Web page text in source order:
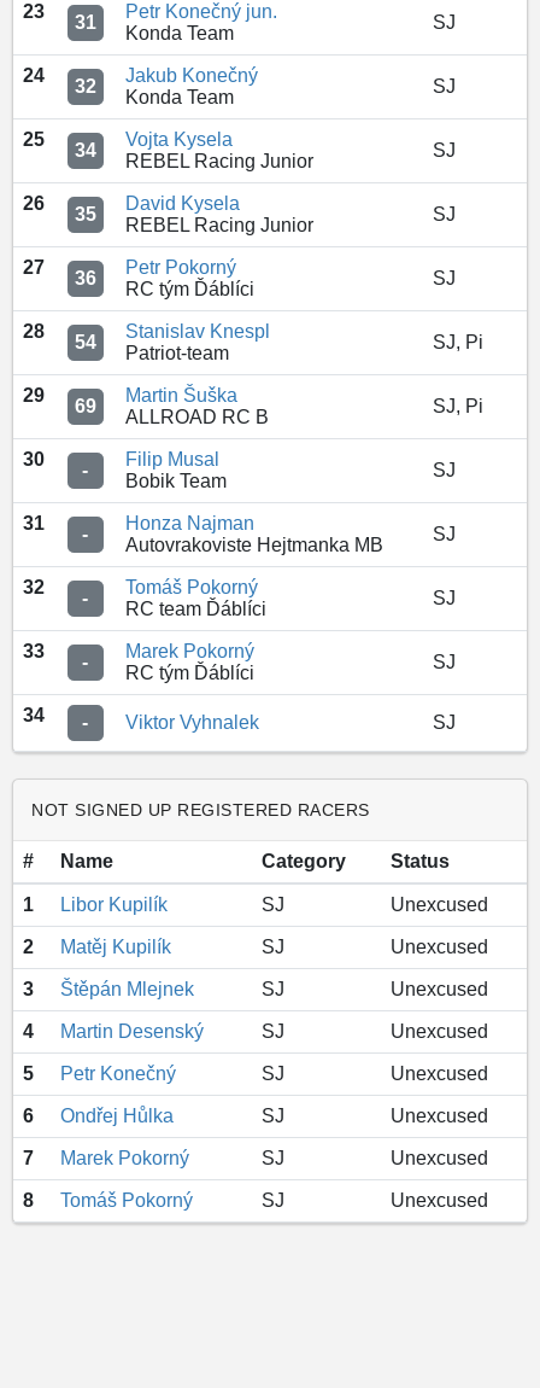
23
31
Petr Konečný jun.
Konda Team
SJ
24
32
Jakub Konečný
Konda Team
SJ
25
34
Vojta Kysela
REBEL Racing Junior
SJ
26
35
David Kysela
REBEL Racing Junior
SJ
27
36
Petr Pokorný
RC tým Ďáblíci
SJ
28
54
Stanislav Knespl
Patriot-team
SJ, Pi
29
69
Martin Šuška
ALLROAD RC B
SJ, Pi
30
-
Filip Musal
Bobik Team
SJ
31
-
Honza Najman
Autovrakoviste Hejtmanka MB
SJ
32
-
Tomáš Pokorný
RC team Ďáblíci
SJ
33
-
Marek Pokorný
RC tým Ďáblíci
SJ
34 - Viktor Vyhnalek SJ
NOT SIGNED UP REGISTERED RACERS
# Name Category Status
1 Libor Kupilík SJ Unexcused
2 Matěj Kupilík SJ Unexcused
3 Štěpán Mlejnek SJ Unexcused
4 Martin Desenský SJ Unexcused
5 Petr Konečný SJ Unexcused
6 Ondřej Hůlka SJ Unexcused
7 Marek Pokorný SJ Unexcused
8 Tomáš Pokorný SJ Unexcused